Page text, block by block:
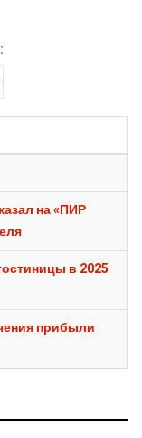
на «ПИР
в 2025
прибыли